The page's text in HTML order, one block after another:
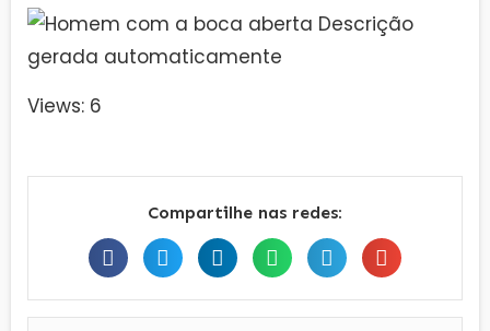
Views: 6
Compartilhe nas redes: